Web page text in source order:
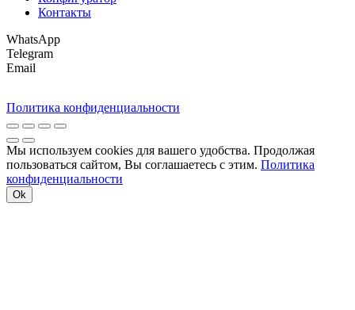
Контакты
WhatsApp
Telegram
Email
Политика конфиденциальности
Мы используем cookies для вашего удобства. Продолжая
пользоваться сайтом, Вы соглашаетесь с этим. Политика
конфиденциальности
Ok